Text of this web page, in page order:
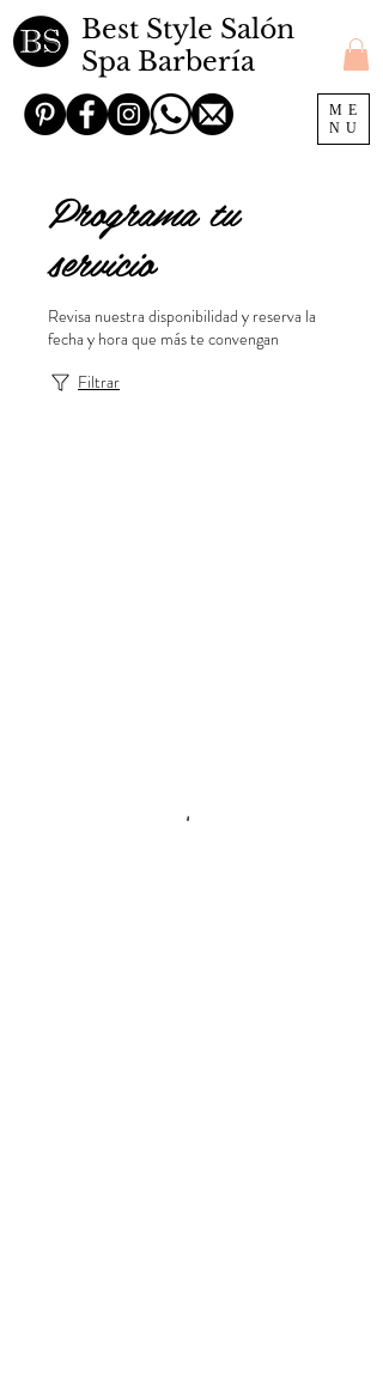
Best Style Salón
Spa Barbería
ME
NU
Programa tu
servicio
Revisa nuestra disponibilidad y reserva la
fecha y hora que más te convengan
Filtrar